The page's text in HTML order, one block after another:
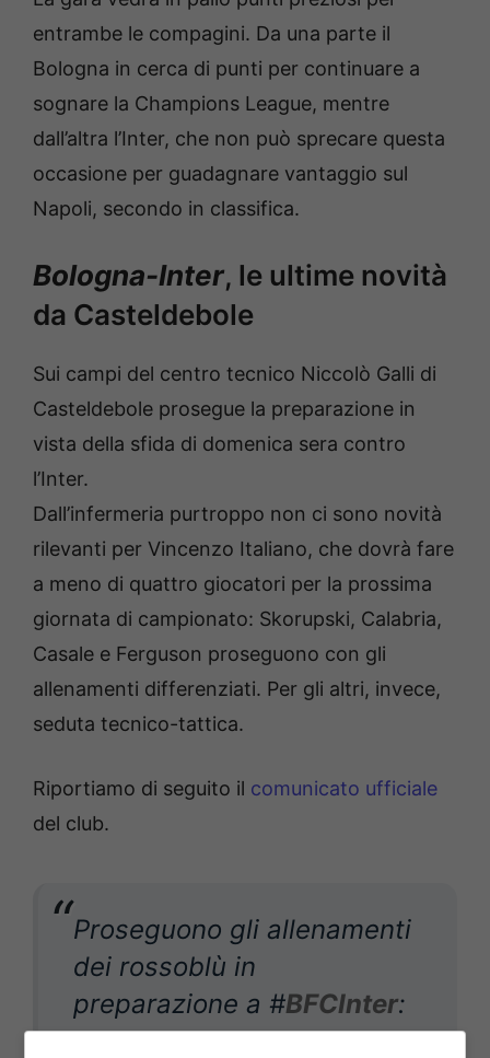
entrambe le compagini. Da una parte il
Bologna in cerca di punti per continuare a
sognare la Champions League, mentre
dall’altra l’Inter, che non può sprecare questa
occasione per guadagnare vantaggio sul
Napoli, secondo in classifica.
Bologna-Inter, le ultime novità
da Casteldebole
Sui campi del centro tecnico Niccolò Galli di
Casteldebole prosegue la preparazione in
vista della sfida di domenica sera contro
l’Inter.
Dall’infermeria purtroppo non ci sono novità
rilevanti per Vincenzo Italiano, che dovrà fare
a meno di quattro giocatori per la prossima
giornata di campionato: Skorupski, Calabria,
Casale e Ferguson proseguono con gli
allenamenti differenziati. Per gli altri, invece,
seduta tecnico-tattica.
Riportiamo di seguito il comunicato ufficiale
del club.
Proseguono gli allenamenti
dei rossoblù in
preparazione a #BFCInter:
la squadra ha svolto una